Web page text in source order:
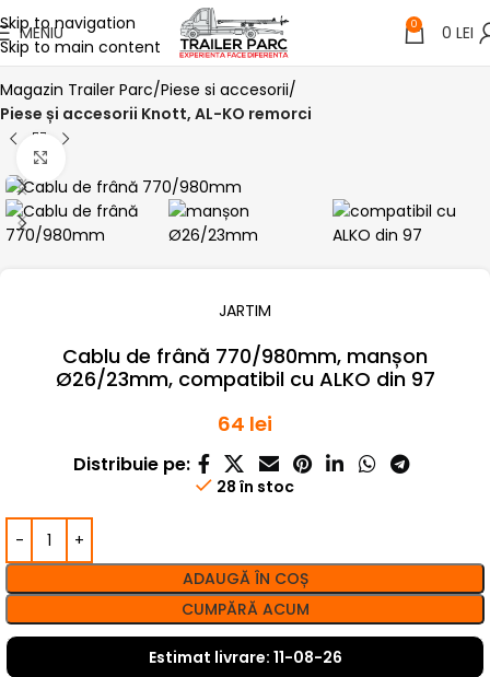
Skip to navigation
Skip to main content
MENIU 0 0 LEI
Magazin Trailer Parc Piese si accesorii
Piese și accesorii Knott, AL-KO remorci
JARTIM
Cablu de frână 770/980mm, manșon
Ø26/23mm, compatibil cu ALKO din 97
64 lei
Distribuie pe:
28 în stoc
ADAUGĂ ÎN COȘ
CUMPĂRĂ ACUM
Estimat livrare: 11-08-26